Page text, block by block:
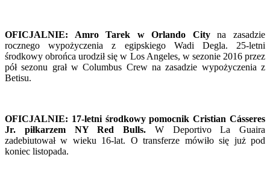
OFICJALNIE: Amro Tarek w Orlando Cityna zasadzie
rocznego wypożyczenia z egipskiego Wadi Degla. 25-letni
środkowy obrońca urodził się w Los Angeles, w sezonie 2016 przez
pół sezonu grał w Columbus Crew na zasadzie wypożyczenia z
Betisu.
OFICJALNIE: 17-letni środkowy pomocnik Cristian Cásseres
Jr. piłkarzem NY Red Bulls. W Deportivo La Guaira
zadebiutował w wieku 16-lat. O transferze mówiło się już pod
koniec listopada.